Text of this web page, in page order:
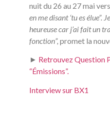
nuit du 26 au 27 mai
en me disant ‘tu es élue”.
heureuse car j’ai fait un
fonction”, promet la
► Retrouvez Question
“Émissions”.
Interview sur BX1